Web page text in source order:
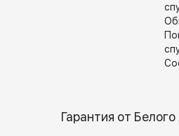
Гарантия от